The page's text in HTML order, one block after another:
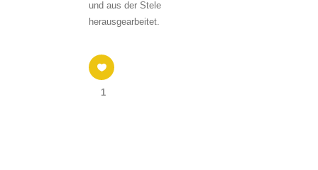
und aus der Stele
herausgearbeitet.
1